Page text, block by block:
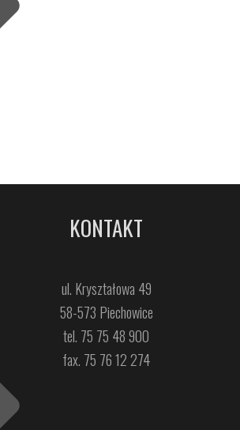
KONTAKT
ul. Kryształowa 49
58-573 Piechowice
tel. 75 75 48 900
fax. 75 76 12 274